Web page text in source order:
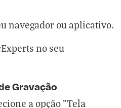
navegador ou aplicativo.
no seu
Gravação
a opção "Tela